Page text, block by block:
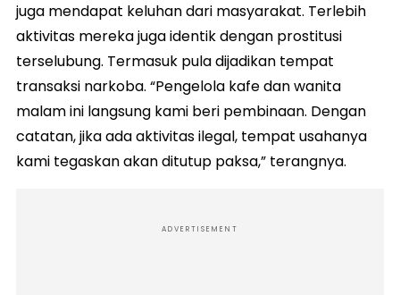
juga mendapat keluhan dari masyarakat. Terlebih
aktivitas mereka juga identik dengan prostitusi
terselubung. Termasuk pula dijadikan tempat
transaksi narkoba. “Pengelola kafe dan wanita
malam ini langsung kami beri pembinaan. Dengan
catatan, jika ada aktivitas ilegal, tempat usahanya
kami tegaskan akan ditutup paksa,” terangnya.
ADVERTISEMENT